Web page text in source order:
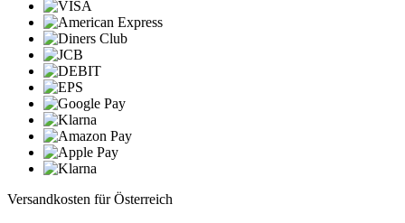
Versandkosten für Österreich